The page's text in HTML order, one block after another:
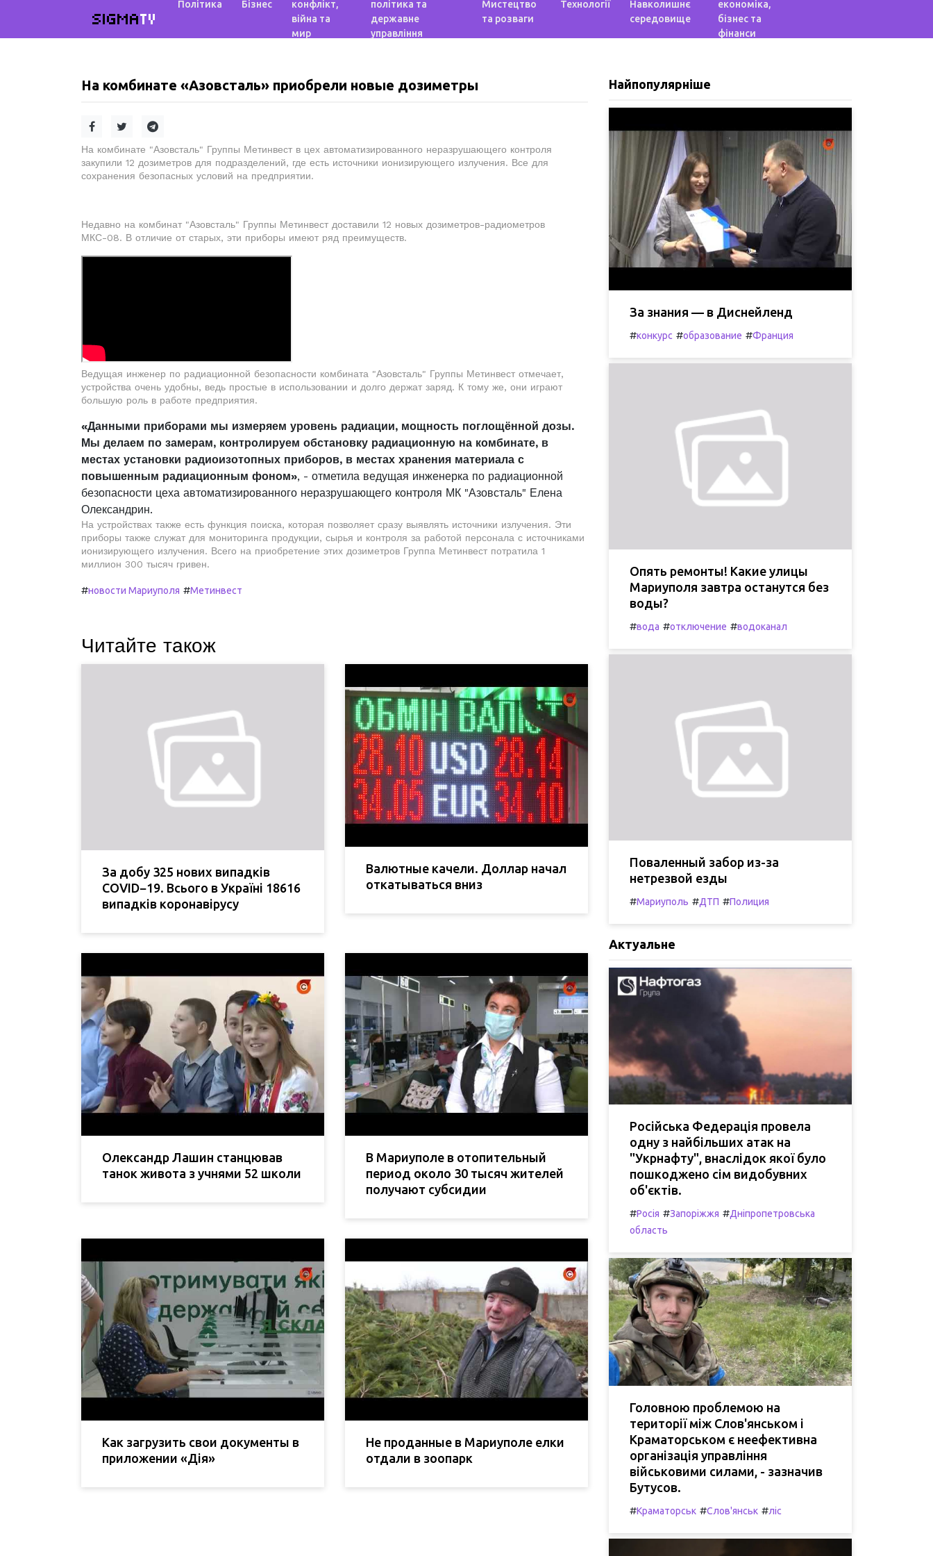
SIGMATV
Політика Бізнес
конфлікт,
війна та
мир
політика та
державне
управління
Мистецтво
та розваги
Технології
Навколишнє
середовище
економіка,
бізнес та
фінанси
На комбинате «Азовсталь» приобрели новые дозиметры
На комбинате "Азовсталь" Группы Метинвест в цех автоматизированного неразрушающего контроля
закупили 12 дозиметров для подразделений, где есть источники ионизирующего излучения. Все для
сохранения безопасных условий на предприятии.
Недавно на комбинат "Азовсталь" Группы Метинвест доставили 12 новых дозиметров-радиометров
МКС-08. В отличие от старых, эти приборы имеют ряд преимуществ.
Ведущая инженер по радиационной безопасности комбината "Азовсталь" Группы Метинвест отмечает,
устройства очень удобны, ведь простые в использовании и долго держат заряд. К тому же, они играют
большую роль в работе предприятия.
«Данными приборами мы измеряем уровень радиации, мощность поглощённой дозы.
Мы делаем по замерам, контролируем обстановку радиационную на комбинате, в
местах установки радиоизотопных приборов, в местах хранения материала с
повышенным радиационным фоном», - отметила ведущая инженерка по радиационной
безопасности цеха автоматизированного неразрушающего контроля МК "Азовсталь" Елена
Олександрин.
На устройствах также есть функция поиска, которая позволяет сразу выявлять источники излучения. Эти
приборы также служат для мониторинга продукции, сырья и контроля за работой персонала с источниками
ионизирующего излучения. Всего на приобретение этих дозиметров Группа Метинвест потратила 1
миллион 300 тысяч гривен.
#новости Мариуполя #Метинвест
Читайте також
За добу 325 нових випадків
COVID−19. Всього в Україні 18616
випадків коронавірусу
Валютные качели. Доллар начал
откатываться вниз
Олександр Лашин станцював
танок живота з учнями 52 школи
В Мариуполе в отопительный
период около 30 тысяч жителей
получают субсидии
Как загрузить свои документы в
приложении «Дія»
Не проданные в Мариуполе елки
отдали в зоопарк
Найпопулярніше
За знания — в Диснейленд
#конкурс #образование #Франция
Опять ремонты! Какие улицы
Мариуполя завтра останутся без
воды?
#вода #отключение #водоканал
Поваленный забор из-за
нетрезвой езды
#Мариуполь #ДТП #Полиция
Актуальне
Російська Федерація провела
одну з найбільших атак на
"Укрнафту", внаслідок якої було
пошкоджено сім видобувних
об'єктів.
#Росія #Запоріжжя #Дніпропетровська
область
Головною проблемою на
території між Слов'янськом і
Краматорськом є неефективна
організація управління
військовими силами, - зазначив
Бутусов.
#Краматорськ #Слов'янськ #ліс